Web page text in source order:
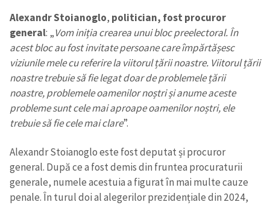
Alexandr Stoianoglo, politician, fost procuror
general: „Vom iniția crearea unui bloc preelectoral. În
acest bloc au fost invitate persoane care împărtășesc
viziunile mele cu referire la viitorul țării noastre. Viitorul țării
noastre trebuie să fie legat doar de problemele țării
noastre, problemele oamenilor noștri și anume aceste
probleme sunt cele mai aproape oamenilor noștri, ele
trebuie să fie cele mai clare”.
Alexandr Stoianoglo este fost deputat și procuror
general. După ce a fost demis din fruntea procuraturii
generale, numele acestuia a figurat în mai multe cauze
penale. În turul doi al alegerilor prezidențiale din 2024,